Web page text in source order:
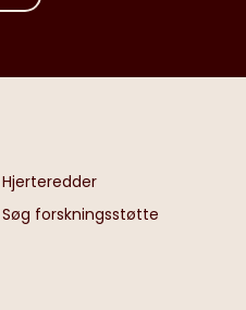
Hjerteredder
Søg forskningsstøtte